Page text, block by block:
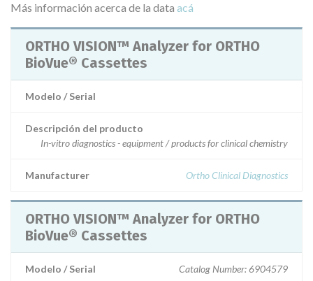
Más información acerca de la data acá
ORTHO VISION™ Analyzer for ORTHO
BioVue® Cassettes
Modelo / Serial
Descripción del producto
In-vitro diagnostics - equipment / products for clinical chemistry
Manufacturer Ortho Clinical Diagnostics
ORTHO VISION™ Analyzer for ORTHO
BioVue® Cassettes
Modelo / Serial Catalog Number: 6904579